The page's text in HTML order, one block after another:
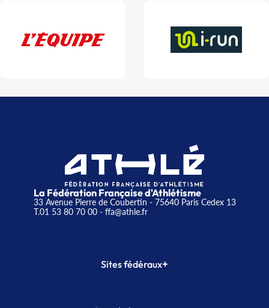
La Fédération Française d'Athlétisme
33 Avenue Pierre de Coubertin - 75640 Paris Cedex 13
T.01 53 80 70 00- ffa@athle.fr
Sites fédéraux+